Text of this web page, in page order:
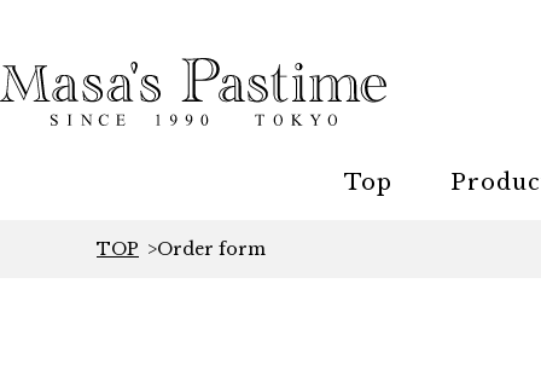
Top
TOP Order form